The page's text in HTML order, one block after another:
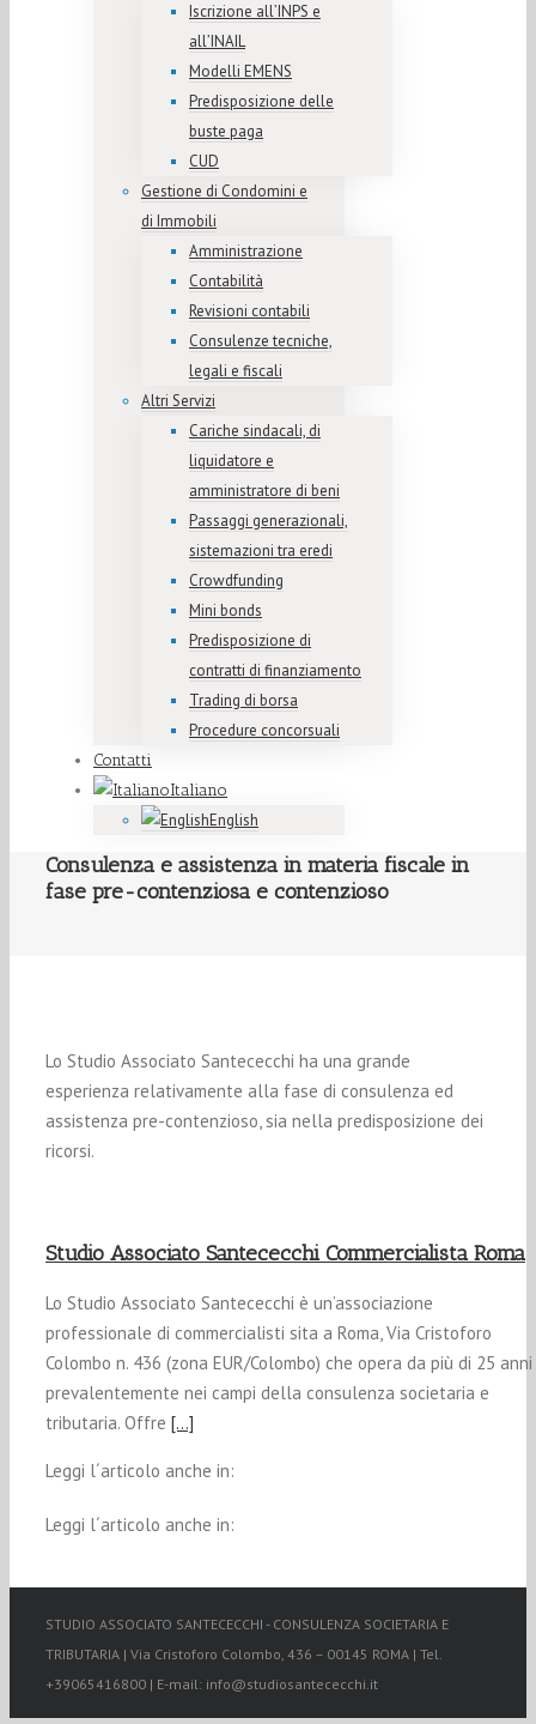
Iscrizione all’INPS e
all’INAIL
Modelli EMENS
Predisposizione delle
buste paga
CUD
Gestione di Condomini e
di Immobili
Amministrazione
Contabilità
Revisioni contabili
Consulenze tecniche,
legali e fiscali
Altri Servizi
Cariche sindacali, di
liquidatore e
amministratore di beni
Passaggi generazionali,
sistemazioni tra eredi
Crowdfunding
Mini bonds
Predisposizione di
contratti di finanziamento
Trading di borsa
Procedure concorsuali
Contatti
Italiano
English
Consulenza e assistenza in materia fiscale in
fase pre-contenziosa e contenzioso
Lo Studio Associato Santececchi ha una grande
esperienza relativamente alla fase di consulenza ed
assistenza pre-contenzioso, sia nella predisposizione dei
ricorsi.
Studio Associato Santececchi Commercialista Roma
Lo Studio Associato Santececchi è un’associazione
professionale di commercialisti sita a Roma, Via Cristoforo
Colombo n. 436 (zona EUR/Colombo) che opera da più di 25 anni
prevalentemente nei campi della consulenza societaria e
tributaria. Offre […]
Leggi l´articolo anche in:
Leggi l´articolo anche in:
STUDIO ASSOCIATO SANTECECCHI - CONSULENZA SOCIETARIA E
TRIBUTARIA | Via Cristoforo Colombo, 436 – 00145 ROMA | Tel.
+39065416800 | E-mail: info@studiosantececchi.it